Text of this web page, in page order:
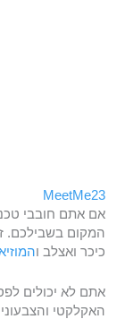
MeetMe23
המקום בשבילכם.
כיכר ואצלב ו
אתם לא יכולים
האקלקטי